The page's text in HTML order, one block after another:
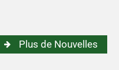
Plus de Nouvelles